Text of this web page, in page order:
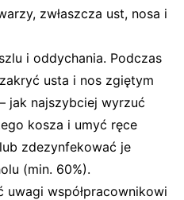
zwłaszcza ust, nosa i
i oddychania. Podczas
usta i nos zgiętym
jak najszybciej wyrzuć
kosza i umyć ręce
zdezynfekować je
(min. 60%).
uwagi współpracownikowi